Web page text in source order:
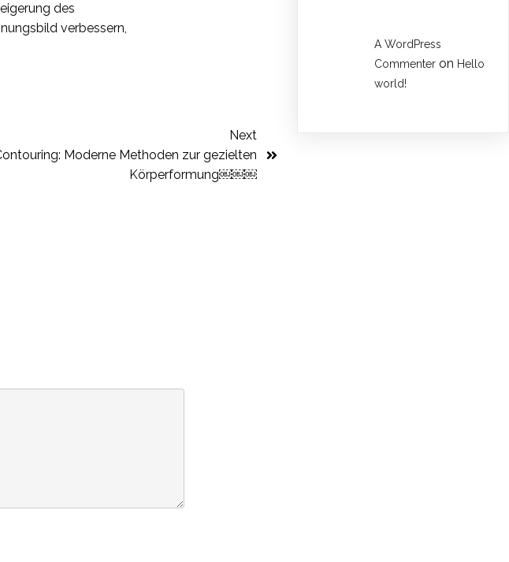
des
verbessern,
Next
Moderne Methoden zur gezielten
Körperformung￼￼￼
A WordPress
Commenter on Hello
world!